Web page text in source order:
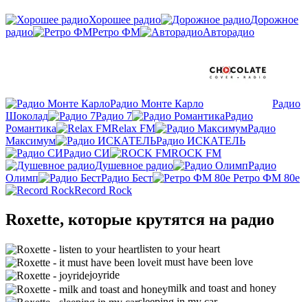
Хорошее радио
Дорожное
радио
Ретро ФМ Авторадио
Радио Монте Карло
Радио
Шоколад
Радио 7
Радио
Романтика
Relax FM
Радио
Максимум
Радио ИСКАТЕЛЬ
Радио СИ
ROCK FM
Душевное радио
Радио
Олимп
Радио Бест
Ретро ФМ 80е
Record Rock
Roxette, которые крутятся на радио
listen to your heart
it must have been love
joyride
milk and toast and honey